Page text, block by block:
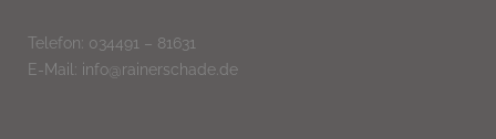
Telefon: 034491 – 81631
E-Mail: info@rainerschade.de